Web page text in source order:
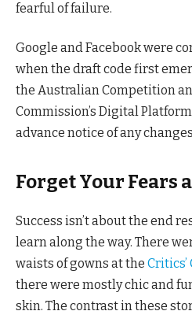
fearful of failure.
Google and Facebook were
when the draft code first
the Australian Competition
Commission’s Digital
advance notice of any
Forget Your Fears
Success isn’t about the end
learn along the way. There
waists of gowns at the
there were mostly chic and
skin. The contrast in these